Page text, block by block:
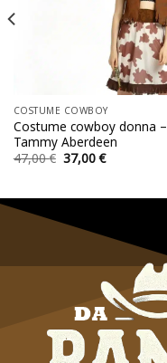
COSTUME COWBOY
Costume cowboy donna –
Tammy Aberdeen
47,00€ Il
prezzo
47,00 €.
37,00€Il
prezzo
37,00 €.